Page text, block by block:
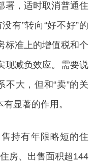
署，适时取消普通住
有”转向“好不好”的
标准上的增值税和个
现减负效应。需要说
不大，但和“卖”的关
显著的作用。
持有年限略短的住
房、出售面积超144